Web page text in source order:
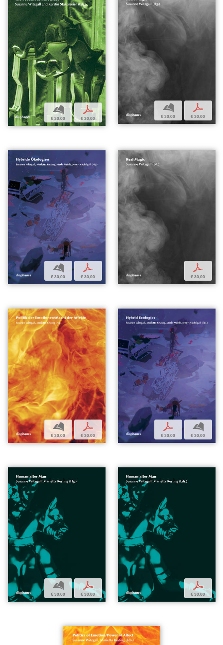
b
€ 30,00
p
€ 30,00
b
€ 30,00
p
€ 30,00
b
€ 30,00
p
€ 30,00
p
€ 30,00
b
€ 30,00
p
€ 30,00
p
€ 30,00
b
€ 30,00
b
€ 30,00
p
€ 30,00
p
€ 30,00